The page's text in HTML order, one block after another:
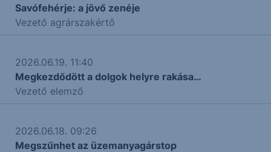
Savófehérje: a jövő zenéje
Vezető agrárszakértő
2026.06.19. 11:40
Megkezdődött a dolgok helyre rakása…
Vezető elemző
2026.06.18. 09:26
Megszűnhet az üzemanyagárstop